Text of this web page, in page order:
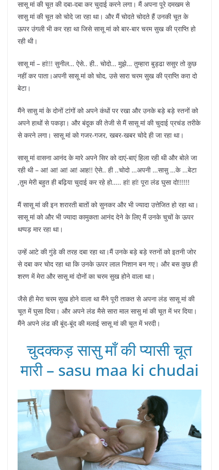
सासू मां की चूत की दबा-दबा कर चुदाई करने लगा। मैं अपना पूरे दमखम से
सासु मां की चूत को चोदे जा रहा था। और मैं चोदते चोदते हैं उनकी चूत के
ऊपर उंगली भी कर रहा था जिसे सासू मां को बार-बार चरम सुख की प्राप्ति हो
रही थी।
सासू मां – हां!!! सुनील… ऐसे.. ही.. चोदो… मुझे… तुम्हारा बुड्ढा ससुर तो कुछ
नहीं कर पाता।अपनी सासू मां को चोद, उसे सारा चरम सुख की प्राप्ति करा दो
बेटा।
मैंने सासु मां के दोनों टांगों को अपने कंधों पर रखा और उनके बड़े बड़े स्तनों को
अपने हाथों से पकड़ा। और बंदूक की तेजी से मैं सासू मां की चुदाई प्रचंड तरीके
से करने लगा। सासू मां को गजर-गजर, खबर-खबर चोदे ही जा रहा था।
सासू मां वासना आनंद के मारे अपने सिर को दाएं-बाएं हिला रही थी और बोले जा
रही थी – आ! आ! आ! आ! आह!! ऐसे.. ही ..चोदो …अपनी …सासु …के …बेटा
,तुम मेरी बहुत ही बढ़िया चुदाई कर रहे हो….. हां! हां! पूरा लंड घुसा दो!!!!!!
मैं सासू मां की इन शरारती बातों को सुनकर और भी ज्यादा उत्तेजित हो रहा था।
सासू मां को और भी ज्यादा कामुकता आनंद देने के लिए मैं उनके चुचों के ऊपर
थप्पड़ मार रहा था।
उन्हें आटे की गुंडे की तरह दबा रहा था।मैं उनके बड़े बड़े स्तनों को इतनी जोर
से दबा कर चोद रहा था कि उनके ऊपर लाल निशान बन गए। और बस कुछ ही
शरण में मेरा और सासू मां दोनों का चरम सुख होने वाला था।
जैसे ही मेरा चरम सुख होने वाला था मैंने पूरी ताकत से अपना लंड सासू मां की
चूत में घुसा दिया। और अपने लंड मैसे सारा माल सासु मां की चूत में भर दिया।
मैंने अपने लंड की बूंद-बूंद की मलाई सासू मां की चूत में भरदी।
चुदक्कड़ सासु माँ की प्यासी चूत
मारी – sasu maa ki chudai